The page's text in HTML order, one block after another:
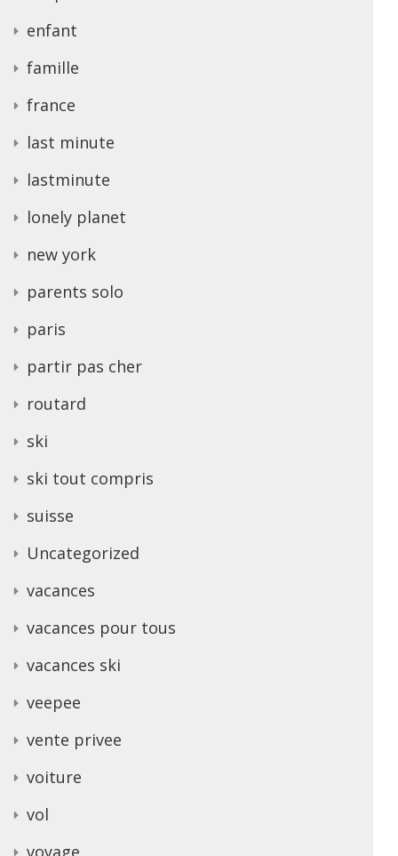
enfant
famille
france
last minute
lastminute
lonely planet
new york
parents solo
paris
partir pas cher
routard
ski
ski tout compris
suisse
Uncategorized
vacances
vacances pour tous
vacances ski
veepee
vente privee
voiture
vol
voyage